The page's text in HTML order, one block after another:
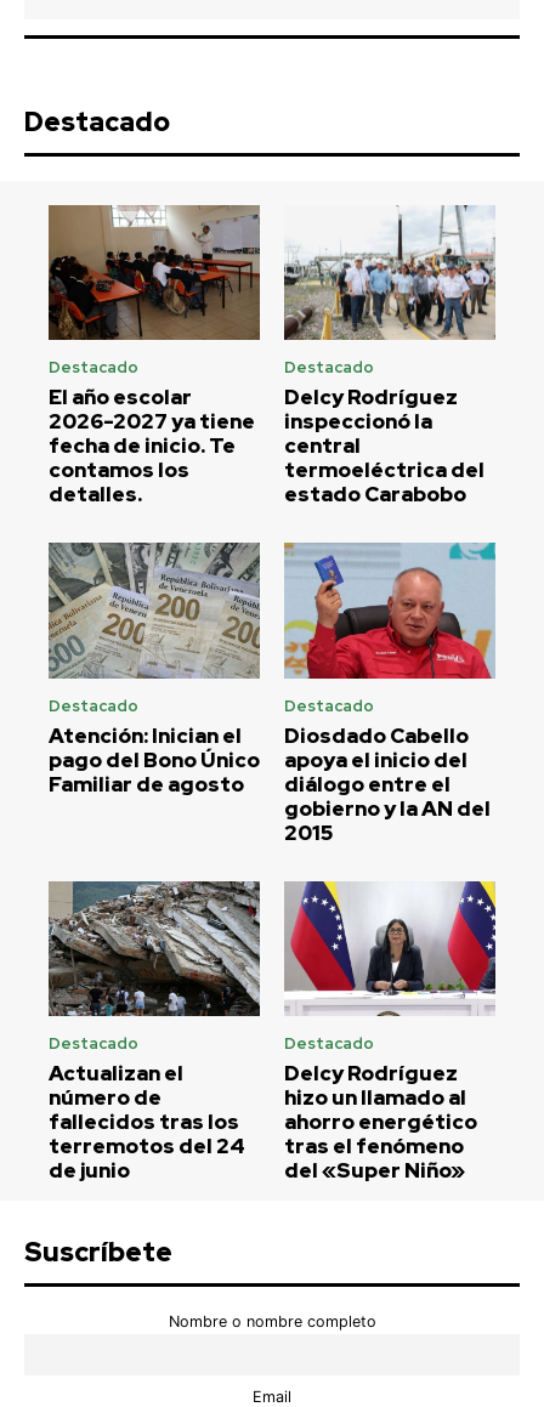
Destacado
Destacado
El año escolar
2026-2027 ya tiene
fecha de inicio. Te
contamos los
detalles.
Destacado
Delcy Rodríguez
inspeccionó la
central
termoeléctrica del
estado Carabobo
Destacado
Atención: Inician el
pago del Bono Único
Familiar de agosto
Destacado
Diosdado Cabello
apoya el inicio del
diálogo entre el
gobierno y la AN del
2015
Destacado
Actualizan el
número de
fallecidos tras los
terremotos del 24
de junio
Destacado
Delcy Rodríguez
hizo un llamado al
ahorro energético
tras el fenómeno
del «Super Niño»
Suscríbete
Nombre o nombre completo
Email